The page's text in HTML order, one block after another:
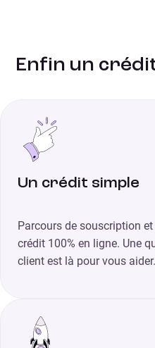
Enfin un
Un crédit simple
Parcours de souscription
crédit 100% en ligne. Une
client est là pour vous aider.